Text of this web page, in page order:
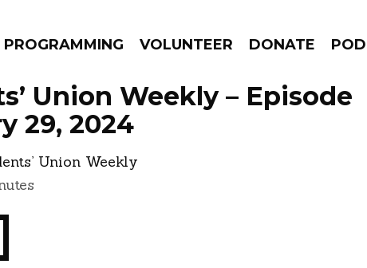
PROGRAMMING VOLUNTEER DONATE
GO!
NEWS
Union Weekly – Episode
29, 2024
Union Weekly